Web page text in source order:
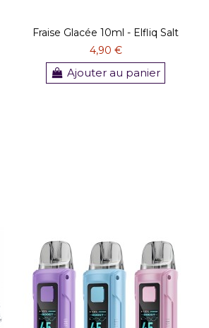
Fraise Glacée 10ml - Elfliq Salt
4,90 €
Ajouter au panier